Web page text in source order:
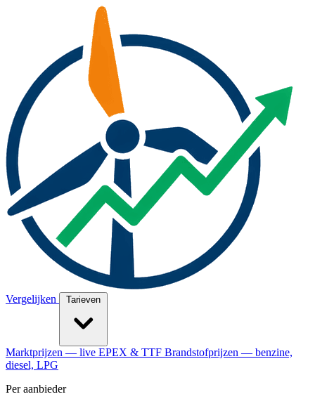
Vergelijken Tarieven
Marktprijzen — live EPEX & TTF Brandstofprijzen — benzine,
diesel, LPG
Per aanbieder